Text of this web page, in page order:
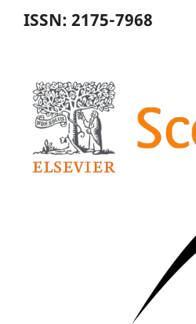
ISSN: 2175-7968